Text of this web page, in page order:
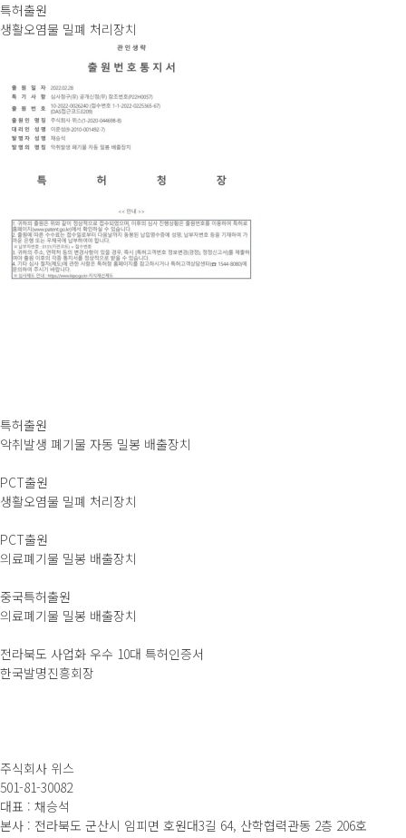
특허출원
생활오염물 밀폐 처리장치
특허출원
악취발생 폐기물 자동 밀봉 배출장치
PCT출원
생활오염물 밀폐 처리장치
PCT출원
의료폐기물 밀봉 배출장치
중국특허출원
의료폐기물 밀봉 배출장치
전라북도 사업화 우수 10대 특허인증서
한국발명진흥회장
주식회사 위스
501-81-30082
대표 : 채승석
본사 : 전라북도 군산시 임피면 호원대3길 64, 산학협력관동 2층 206호